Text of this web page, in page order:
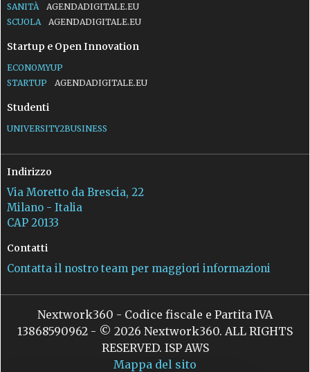
SANITÀ
AGENDADIGITALE.EU
SCUOLA
AGENDADIGITALE.EU
Startup e Open Innovation
ECONOMYUP
STARTUP
AGENDADIGITALE.EU
Studenti
UNIVERSITY2BUSINESS
Indirizzo
Via Moretto da Brescia, 22
Milano - Italia
CAP 20133
Contatti
Contatta il nostro team per maggiori informazioni
Nextwork360 - Codice fiscale e Partita IVA
13868590962 - © 2026 Nextwork360. ALL RIGHTS
RESERVED. ISP AWS
Mappa del sito